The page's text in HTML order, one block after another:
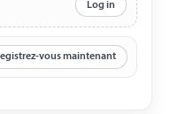
Log in
vous maintenant